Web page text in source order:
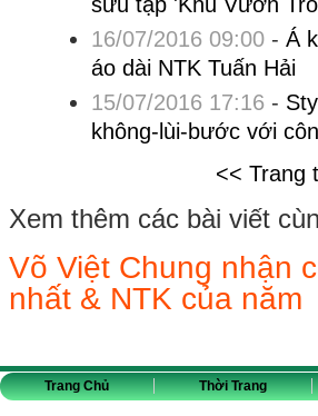
16/07/2016 09:00- Á
áo dài NTK Tuấn Hải
15/07/2016 17:16 -
không-lùi-bước với
<< Trang
Xem thêm các bài viết
Võ Việt Chung nhận
nhất & NTK của năm
Trang Chủ Thời Trang